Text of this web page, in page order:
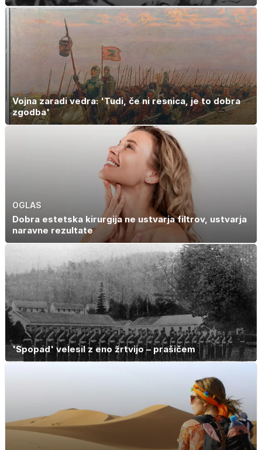
Vojna zaradi vedra: 'Tudi, če ni resnica, je to dobra
zgodba'
OGLAS
Dobra estetska kirurgija ne ustvarja filtrov, ustvarja
naravne rezultate
'Spopad' velesil z eno žrtvijo – prašičem